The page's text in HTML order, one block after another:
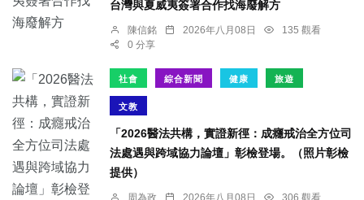
台灣與夏威夷簽署合作找海廢解方
陳信銘 2026年八月08日
135 觀看
0 分享
社會 綜合新聞 健康 旅遊
文教
「2026醫法共構，實證新徑：成癮戒治全方位司
法處遇與跨域協力論壇」彰檢登場。（照片彰檢
提供）